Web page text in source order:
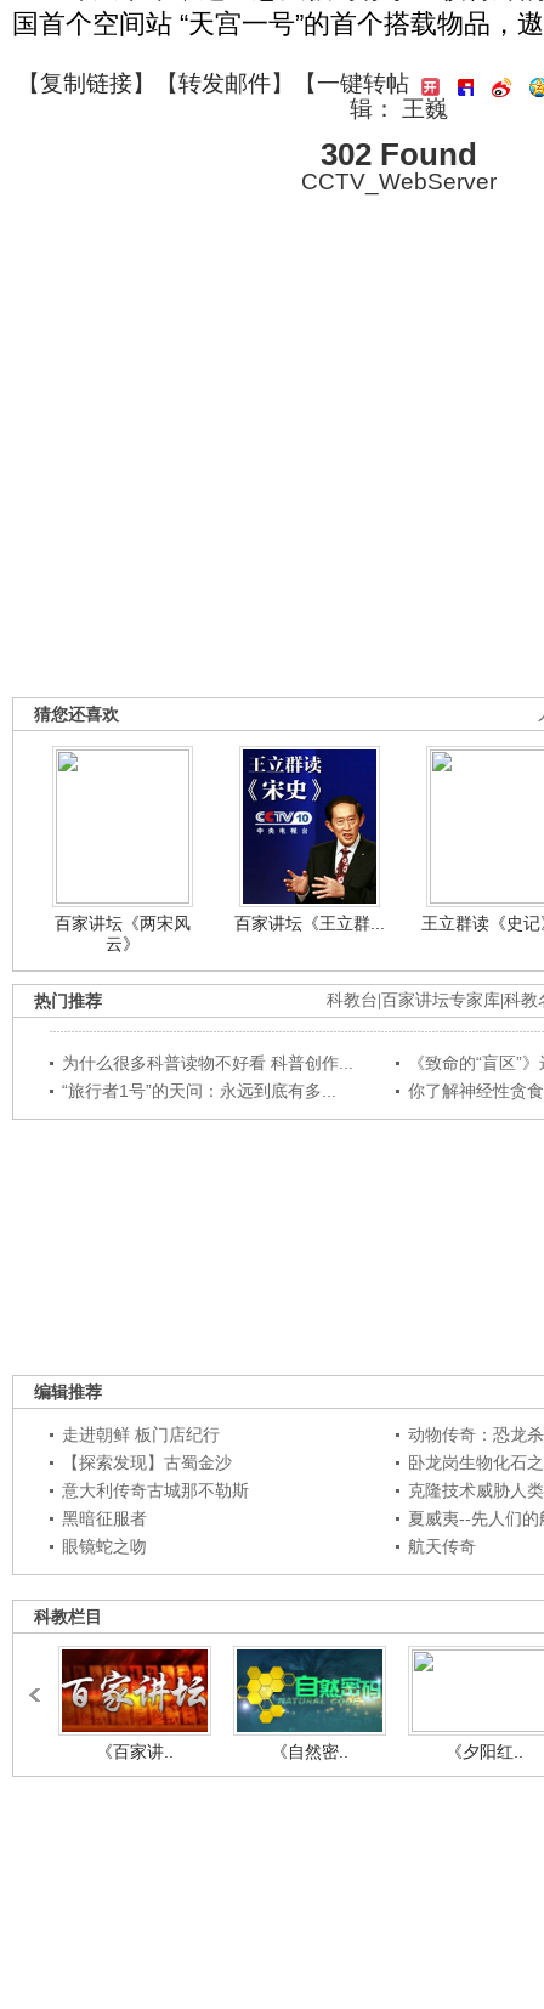
国首个空间站 “天宫一号”的首个搭载物品，
【复制链接】【转发邮件】
【一键转帖
辑： 王巍
302 Found
CCTV_WebServer
猜您还喜欢
百家讲坛《两宋风
云》
百家讲坛《王立群... 王立群读《史
科教台 百家讲坛专家库 科教
热门推荐
为什么很多科普读物不好看 科普创作...
《致命的“盲区”
“旅行者1号”的天问：永远到底有多...
你了解神经性贪
编辑推荐
走进朝鲜 板门店纪行
动物传奇：恐龙
【探索发现】古蜀金沙
卧龙岗生物化石
意大利传奇古城那不勒斯
克隆技术威胁人
黑暗征服者
夏威夷--先人们的
眼镜蛇之吻
航天传奇
科教栏目
《百家讲.. 《自然密.. 《夕阳红..